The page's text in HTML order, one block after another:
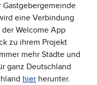
eine Verbindung
Welcome App
zu ihrem Projekt
mehr Städte und
ganz Deutschland
hier herunter.